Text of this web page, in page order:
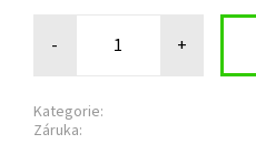
- +
Kategorie:
Záruka: